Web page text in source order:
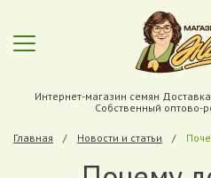
Интернет-магазин семян
Собственный оптово-
Главная Новости и статьи